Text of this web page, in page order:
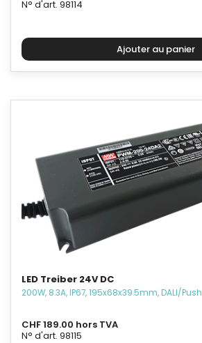
N° d'art. 98114
LED Treiber 24V DC
200W, 8.3A, IP67, 195x68x39.5mm, DALI/Push
CHF 189.00 hors TVA
N° d'art. 98115